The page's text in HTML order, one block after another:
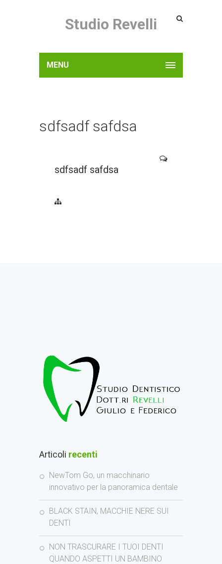
Studio Revelli
MENU
sdfsadf safdsa
sdfsadf safdsa
Articoli recenti
NewTom Go, un macchinario
innovativo per la panoramica dentale
BLACK STAIN, MACCHIE NERE SUI
DENTI
NON TRASCURARE I TUOI DENTI
QUANDO ASPETTI UN BAMBINO